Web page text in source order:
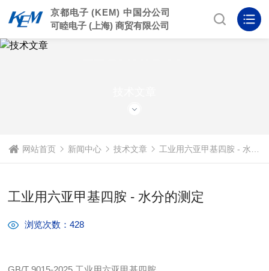
京都电子 (KEM) 中国分公司
可睦电子 (上海) 商贸有限公司
网站首页 新闻中心 技术文章 工业用六亚甲基四胺 - 水分的测定
工业用六亚甲基四胺 - 水分的测定
浏览次数：428